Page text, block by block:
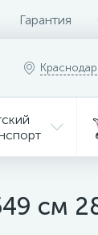
Гарантия
Краснодар
на
см